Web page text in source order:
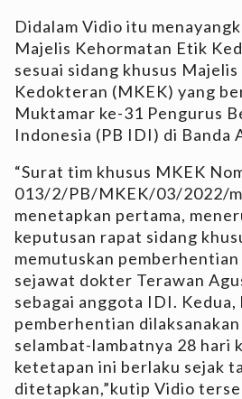
Didalam Vidio itu
Majelis Kehormatan Etik
sesuai sidang khusus
Kedokteran (MKEK) yang
Muktamar ke-31 Pengurus
Indonesia (PB IDI) di Banda
“Surat tim khusus MKEK
013/2/PB/MKEK/03/2022/
menetapkan pertama,
keputusan rapat sidang
memutuskan
sejawat dokter Terawan
sebagai anggota IDI.
pemberhentian
selambat-lambatnya 28 hari
ketetapan ini berlaku sejak
ditetapkan,”kutip Vidio